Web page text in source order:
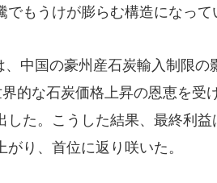
でもうけが膨らむ構造になって
中国の豪州産石炭輸入制限
的な石炭価格上昇の恩恵を受
した。こうした結果、最終利
がり、首位に返り咲いた。